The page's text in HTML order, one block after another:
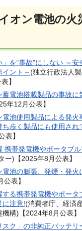
オン電池の火
」を“事故”にしない ～
ント～(独立行政法人
】
蓄電池搭載製品の事故に
年12月公表】
電池使用製品による発
ち歩く製品にも使用さ
表】
携帯発電機やポータブ
ー)【2025年8月公表】
電池の膨張、発煙・発火
表】
する携帯発電機やポータ
に注意!(消費者庁、経済
構)【2024年8月公表】
スク」の非純正バッテ